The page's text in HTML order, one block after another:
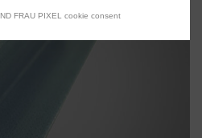
FRAU PIXEL cookie consent